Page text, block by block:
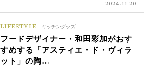
2024.11.20
LIFESTYLE キッチングッズ
フードデザイナー・和田彩加がおす
すめする「アスティエ・ド・ヴィラ
ット」の陶…